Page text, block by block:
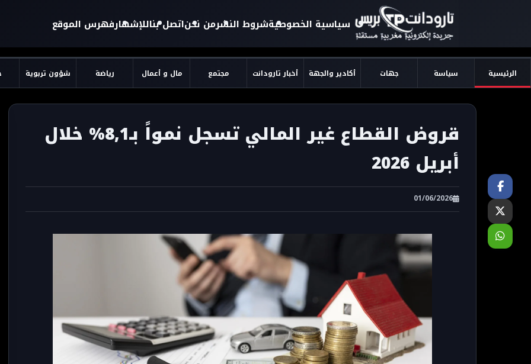
سياسية الخصوصيةشروط النشرمن نحناتصل بناللإشهارفهرس الموقع
الرئيسية سياسة جهات أكادير والجهة أخبار تارودانت مجتمع مال و أعمال رياضة شؤون تربوية
قروض القطاع غير المالي تسجل نمواً بـ8,1% خلال
أبريل 2026
01/06/2026